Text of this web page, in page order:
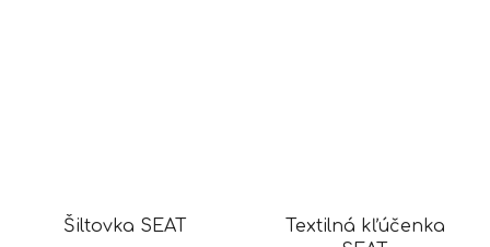
Šiltovka SEAT
Textilná kľúčenka